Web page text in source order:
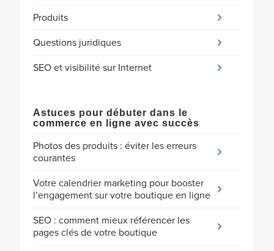
Produits
Questions juridiques
SEO et visibilité sur Internet
Astuces pour débuter dans le
commerce en ligne avec succès
Photos des produits : éviter les erreurs
courantes
Votre calendrier marketing pour booster
l’engagement sur votre boutique en ligne
SEO : comment mieux référencer les
pages clés de votre boutique